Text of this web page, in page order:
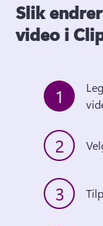
Slik
video i
1
2
3